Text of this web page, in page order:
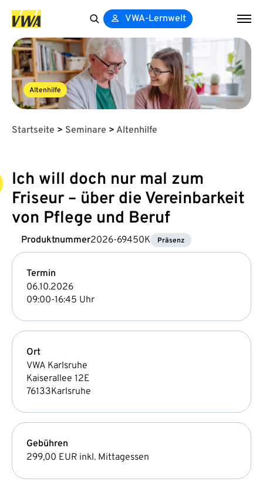
for:
VWA-Lernwelt
Altenhilfe
Startseite > Seminare > Altenhilfe
Ich will doch nur mal zum
Friseur – über die Vereinbarkeit
von Pflege und Beruf
Produktnummer2026-69450K Präsenz
Termin
06.10.2026
09:00-16:45 Uhr
Ort
VWA Karlsruhe
Kaiserallee 12E
76133Karlsruhe
Gebühren
299,00 EUR inkl. Mittagessen